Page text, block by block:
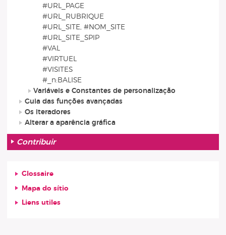
#URL_PAGE
#URL_RUBRIQUE
#URL_SITE, #NOM_SITE
#URL_SITE_SPIP
#VAL
#VIRTUEL
#VISITES
#_n:BALISE
Variáveis e Constantes de personalização
Guia das funções avançadas
Os iteradores
Alterar a aparência gráfica
Contribuir
Glossaire
Mapa do sítio
Liens utiles